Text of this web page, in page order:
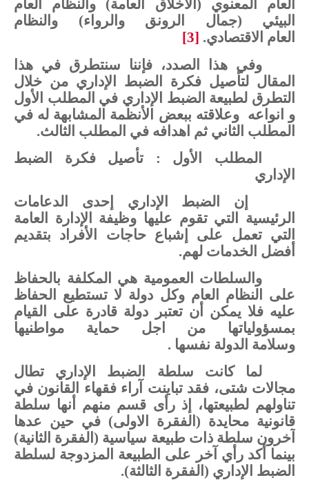
العام المعنوي (الأخلاق العامة) والنظام
العام
البيئي
(جمال الرونق والرواء)
والنظام
العام الاقتصادي.
[3]
وفي هذا الصدد، فإننا سنتطرق في هذا
المقال لتأصيل فكرة الضبط الإداري من خلال
التطرق لطبيعة الضبط الإداري في المطلب الأول
و انواعه وعلاقته ببعض الأنظمة المشابهة له في
المطلب الثاني ثم اهدافه في المطلب الثالث.
المطلب
الأول : تأصيل فكرة
الضبط
الإداري
إن
الضبط الإداري إحدى
الدعامات
الرئيسية
التي تقوم عليها وظيفة الإدارة
العامة
التي تعمل على إشباع حاجات الأفراد بتقديم
أفضل الخدمات لهم.
والسلطات
العمومية هي المكلفة بالحفاظ
على
النظام العام وكل دولة لا تستطيع
الحفاظ
عليه فلا يمكن أن تعتبر دولة قادرة على
القيام
بمسؤولياتها
من اجل حماية
مواطنيها
وسلامة الدولة نفسها .
لما
كانت سلطة الضبط الإداري
تطال
مجالات شتى، فقد تباينت آراء فقهاء القانون في
تناولهم لطبيعتها، إذ رأى قسم منهم أنها سلطة
قانونية محايدة (الفقرة الاولى) في حين عدها
آخرون سلطة ذات طبيعة سياسية (الفقرة الثانية)
بينما أكد رأي آخر على الطبيعة المزدوجة لسلطة
الضبط الإداري (الفقرة الثالثة).